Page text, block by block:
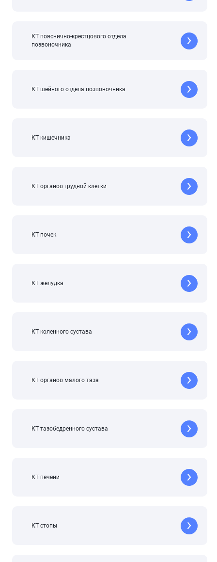
КТ пояснично-крестцового отдела
позвоночника
КТ шейного отдела позвоночника
КТ кишечника
КТ органов грудной клетки
КТ почек
КТ желудка
КТ коленного сустава
КТ органов малого таза
КТ тазобедренного сустава
КТ печени
КТ стопы